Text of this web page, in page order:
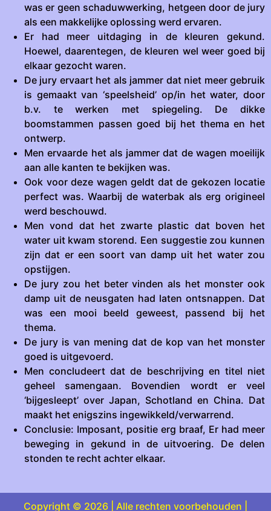
was er geen schaduwwerking, hetgeen door de jury
als een makkelijke oplossing werd ervaren.
Er had meer uitdaging in de kleuren gekund.
Hoewel, daarentegen, de kleuren wel weer goed bij
elkaar gezocht waren.
De jury ervaart het als jammer dat niet meer gebruik
is gemaakt van ‘speelsheid’ op/in het water, door
b.v. te werken met spiegeling. De dikke
boomstammen passen goed bij het thema en het
ontwerp.
Men ervaarde het als jammer dat de wagen moeilijk
aan alle kanten te bekijken was.
Ook voor deze wagen geldt dat de gekozen locatie
perfect was. Waarbij de waterbak als erg origineel
werd beschouwd.
Men vond dat het zwarte plastic dat boven het
water uit kwam storend. Een suggestie zou kunnen
zijn dat er een soort van damp uit het water zou
opstijgen.
De jury zou het beter vinden als het monster ook
damp uit de neusgaten had laten ontsnappen. Dat
was een mooi beeld geweest, passend bij het
thema.
De jury is van mening dat de kop van het monster
goed is uitgevoerd.
Men concludeert dat de beschrijving en titel niet
geheel samengaan. Bovendien wordt er veel
‘bijgesleept’ over Japan, Schotland en China. Dat
maakt het enigszins ingewikkeld/verwarrend.
Conclusie: Imposant, positie erg braaf, Er had meer
beweging in gekund in de uitvoering. De delen
stonden te recht achter elkaar.
Copyright © 2026 | Alle rechten voorbehouden |